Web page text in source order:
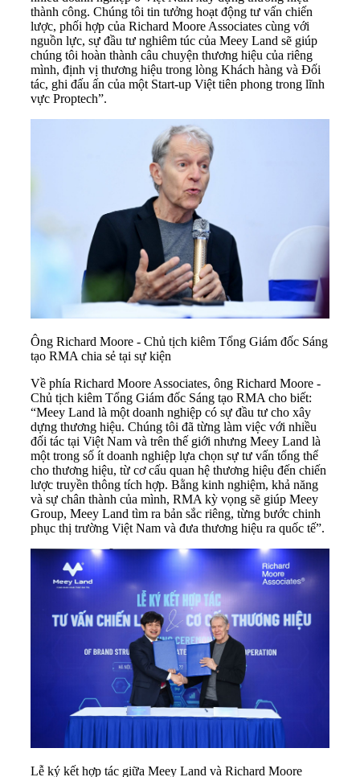
thành công. Chúng tôi tin tưởng hoạt động tư vấn chiến
lược, phối hợp của Richard Moore Associates cùng với
nguồn lực, sự đầu tư nghiêm túc của Meey Land sẽ giúp
chúng tôi hoàn thành câu chuyện thương hiệu của riêng
mình, định vị thương hiệu trong lòng Khách hàng và Đối
tác, ghi đấu ấn của một Start-up Việt tiên phong trong lĩnh
vực Proptech”.
Ông Richard Moore - Chủ tịch kiêm Tổng Giám đốc Sáng
tạo RMA chia sẻ tại sự kiện
Về phía Richard Moore Associates, ông Richard Moore -
Chủ tịch kiêm Tổng Giám đốc Sáng tạo RMA cho biết:
“Meey Land là một doanh nghiệp có sự đầu tư cho xây
dựng thương hiệu. Chúng tôi đã từng làm việc với nhiều
đối tác tại Việt Nam và trên thế giới nhưng Meey Land là
một trong số ít doanh nghiệp lựa chọn sự tư vấn tổng thể
cho thương hiệu, từ cơ cấu quan hệ thương hiệu đến chiến
lược truyền thông tích hợp. Bằng kinh nghiệm, khả năng
và sự chân thành của mình, RMA kỳ vọng sẽ giúp Meey
Group, Meey Land tìm ra bản sắc riêng, từng bước chinh
phục thị trường Việt Nam và đưa thương hiệu ra quốc tế”.
Lễ ký kết hợp tác giữa Meey Land và Richard Moore